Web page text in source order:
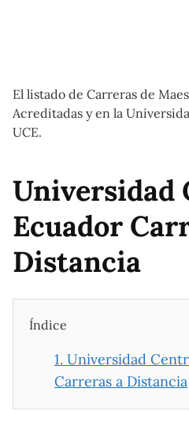
El listado de Carreras de
Acreditadas y en la
UCE.
Universidad
Ecuador
Distancia
Índice
1. Universidad
Carreras a Distancia